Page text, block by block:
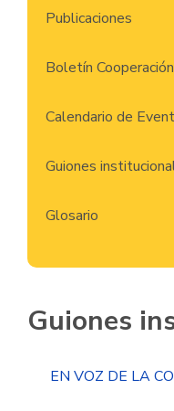
Publicaciones
Boletín
Calendario de
Guiones
Glosario
Guiones
EN VOZ DE LA